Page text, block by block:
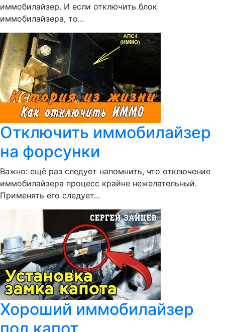
иммобилайзер. И если отключить блок
иммобилайзера, то...
Отключить иммобилайзер
на форсунки
Важно: ещё раз следует напомнить, что отключение
иммобилайзера процесс крайне нежелательный.
Применять его следует...
Хороший иммобилайзер